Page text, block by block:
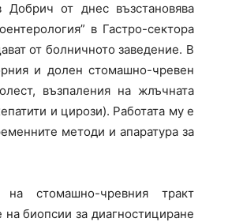
от днес възстановява
в Гастро-сектора
от болничното заведение. В
и долен стомашно-чревен
възпаления на жлъчната
и цирози). Работата му е
методи и апаратура за
стомашно-чревния тракт
биопсии за диагностициране